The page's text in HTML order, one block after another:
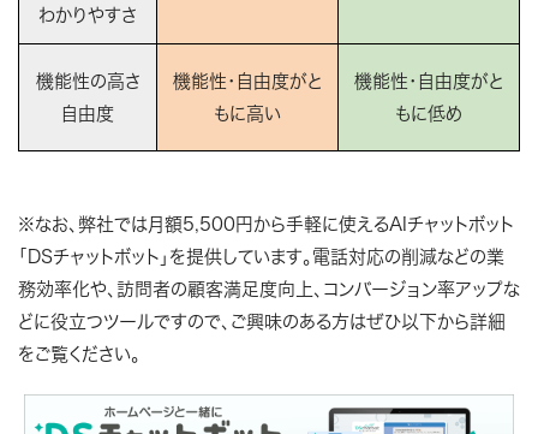
わかりやすさ
機能性の高さ
自由度
機能性・自由度がと
もに高い
機能性・自由度がと
もに低め
※なお、弊社では月額5,500円から手軽に使えるAIチャットボット
「DSチャットボット」を提供しています。電話対応の削減などの業
務効率化や、訪問者の顧客満足度向上、コンバージョン率アップな
どに役立つツールですので、ご興味のある方はぜひ以下から詳細
をご覧ください。